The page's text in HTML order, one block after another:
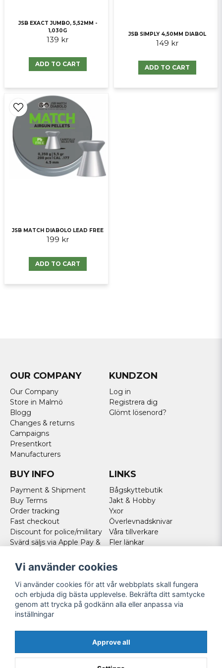
JSB EXACT JUMBO, 5,52MM -
1,030G
139 kr
ADD TO CART
JSB SIMPLY 4,50MM DIABOL
149 kr
ADD TO CART
JSB MATCH DIABOLO LEAD FREE
199 kr
ADD TO CART
OUR COMPANY
Our Company
Store in Malmö
Blogg
Changes & returns
Campaigns
Presentkort
Manufacturers
KUNDZON
Log in
Registrera dig
Glömt lösenord?
BUY INFO
Payment & Shipment
Buy Terms
Order tracking
Fast checkout
Discount for police/military
Svärd säljs via Apple Pay &
Norweigan customers
Cookies
LINKS
Bågskyttebutik
Jakt & Hobby
Yxor
Överlevnadsknivar
Våra tillverkare
Fler länkar
FOLLOW US
Facebook
Instagram
Youtube
Vi använder cookies
Vi använder cookies för att vår webbplats skall fungera
och erbjuda dig bästa upplevelse. Bekräfta ditt samtycke
genom att trycka på godkänn alla eller anpassa via
inställningar
Approve all